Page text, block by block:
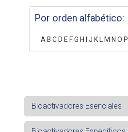
Por orden alfabético:
ABCDEFGHIJKLMNOP
Bioactivadores Esenciales